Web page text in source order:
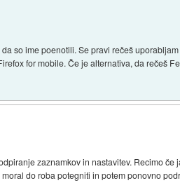
so ime poenotili. Se pravi rečeš
for mobile. Če je alternativa, da rečeš
zaznamkov in nastavitev. Recimo
do roba potegniti in potem ponovno